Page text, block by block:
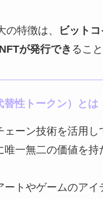
の特徴は、
ビット
が発行でき るこ
替性トークン）とは
ェーン技術を活用し
唯一無二の価値を持
ートやゲームのアイ